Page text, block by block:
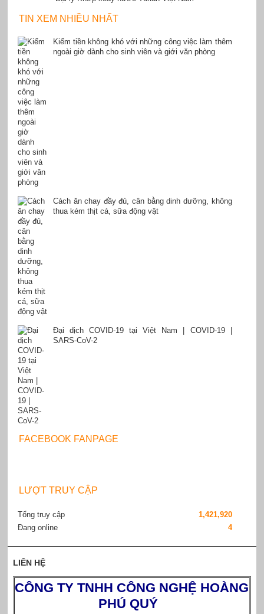
TIN XEM NHIỀU NHẤT
Kiếm tiền không khó với những công việc làm thêm
ngoài giờ dành cho sinh viên và giới văn phòng
Cách ăn chay đầy đủ, cân bằng dinh dưỡng, không
thua kém thịt cá, sữa động vật
Đại dịch COVID-19 tại Việt Nam | COVID-19 |
SARS-CoV-2
FACEBOOK FANPAGE
LƯỢT TRUY CẬP
Tổng truy cập
1,421,920
Đang online
4
LIÊN HỆ
CÔNG TY TNHH CÔNG NGHỆ HOÀNG
PHÚ QUÝ